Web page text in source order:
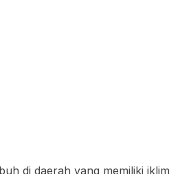
di daerah yang memiliki iklim